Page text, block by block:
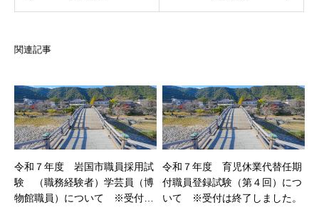
関連記事
令和７年度 岩国市職員採用試
験 （職務経験者）学芸員（博
物館職員）について ※受付は
令和７年度 育児休業代替任期
付職員登録試験（第４回）につ
いて ※受付は終了しました。